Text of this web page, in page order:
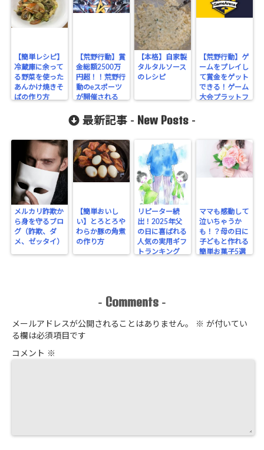
【簡単レシピ】
冷蔵庫に余って
る野菜を使った
あんかけ焼きそ
ばの作り方
【荒野行動】賞
金総額2500万
円超！！荒野行
動のeスポーツ
が開催される
【本格】自家製
タルタルソース
のレシピ
【荒野行動】ゲ
ームをプレイし
て賞金をゲット
できる！ゲーム
大会プラットフ
最新記事 - New Posts -
メルカリ詐欺か
ら身を守るブロ
グ（詐欺、ダ
メ、ゼッタイ）
【簡単おいし
い】とろとろや
わらか豚の角煮
の作り方
リピーター続
出！2025年父
の日に喜ばれる
人気の実用ギフ
トランキング
ママも感動して
泣いちゃうか
も！？母の日に
子どもと作れる
簡単お菓子5選
- Comments -
メールアドレスが公開されることはありません。 ※ が付いてい
る欄は必須項目です
コメント ※